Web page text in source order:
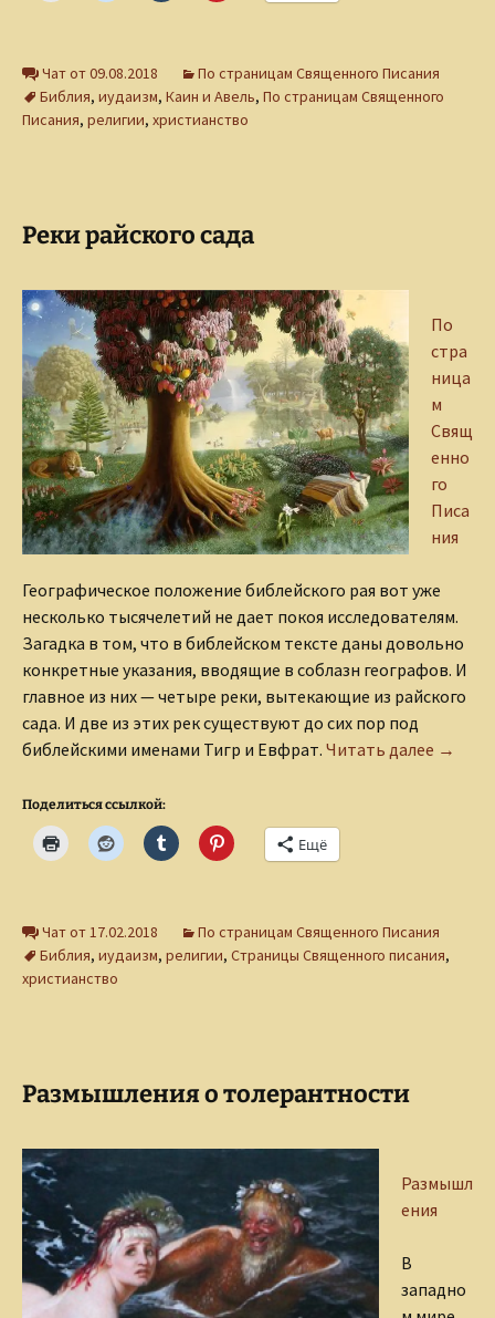
Чат от 09.08.2018
По страницам Священного Писания
Библия, иудаизм, Каин и Авель, По страницам Священного
Писания, религии, христианство
Реки райского сада
По
стра
ница
м
Свящ
енно
го
Писа
ния
Географическое положение библейского рая вот уже
несколько тысячелетий не дает покоя исследователям.
Загадка в том, что в библейском тексте даны довольно
конкретные указания, вводящие в соблазн географов. И
главное из них — четыре реки, вытекающие из райского
сада. И две из этих рек существуют до сих пор под
библейскими именами Тигр и Евфрат. Читать далее Реки
→
Поделиться ссылкой:
Ещё
Чат от 17.02.2018
По страницам Священного Писания
Библия, иудаизм, религии, Страницы Священного писания,
христианство
Размышления о толерантности
Размышл
ения
В
западно